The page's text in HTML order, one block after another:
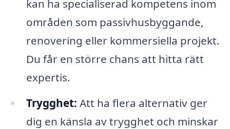
kan ha specialiserad kompetens inom
områden som passivhusbyggande,
renovering eller kommersiella projekt.
Du får en större chans att hitta rätt
expertis.
Trygghet: Att ha flera alternativ ger
dig en känsla av trygghet och minskar